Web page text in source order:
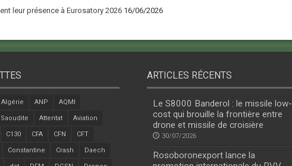
leur présence à Eurosatory 2026 16/06/2026
Algérie ANP AQMI
Attentat Aviation
C130 CFA CFN CFT
Constantine Crash Daech
ARTICLES RÉCENTS
Le S8000 Banderol : le missile low-
cost qui brouille la frontière entre
drone et missile de croisière
30/07/2026
Rosoboronexport lance la